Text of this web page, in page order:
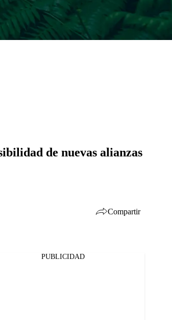
de nuevas alianzas
Compartir
PUBLICIDAD